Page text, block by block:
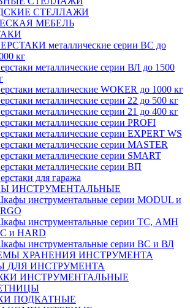
СТЕЛЛАЖИ
МЕБЕЛЬ
металлические серии ВС до
кг
металлические серии ВЛ до 1500
металлические WOKER до 1000 кг
металлические серии 22 до 500 кг
металлические серии 21 до 400 кг
металлические серии PROFI
металлические серии EXPERT WS
металлические серии MASTER
металлические серии SMART
металлические серии ВП
для гаража
ИНСТРУМЕНТАЛЬНЫЕ
инструментальные серии MODUL и
инструментальные серии ТС, АМН
и HARD
инструментальные серии ВС и ВЛ
ХРАНЕНИЯ ИНСТРУМЕНТА
ДЛЯ ИНСТРУМЕНТА
ИНСТРУМЕНТАЛЬНЫЕ
ПОДКАТНЫЕ